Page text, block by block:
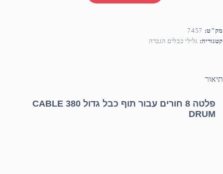
מק"ט: 7457
קטגוריה: גלילי כבלים הגברה
תיאור
פלטה 8 חורים עבור תוף כבל גדול 380 CABLE
DRUM